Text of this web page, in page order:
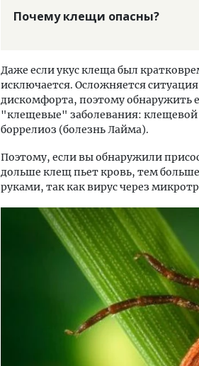
Почему клещи опасны?
Даже если укус клеща был
исключается. Осложняется
дискомфорта, поэтому обнаружить
"клещевые" заболевания:
боррелиоз (болезнь Лайма).
Поэтому, если вы обнаружили
дольше клещ пьет кровь, тем
руками, так как вирус через